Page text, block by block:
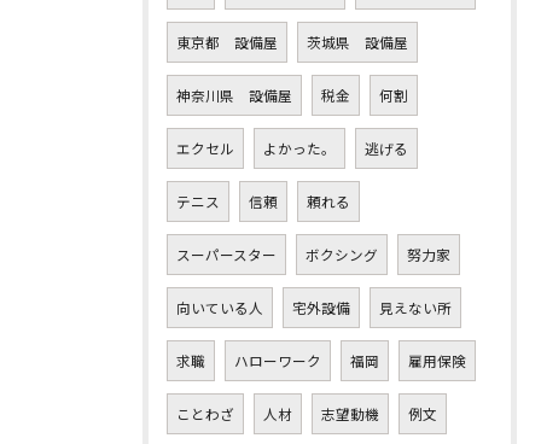
東京都 設備屋 茨城県 設備屋
神奈川県 設備屋 税金 何割
エクセル よかった。 逃げる
テニス 信頼 頼れる
スーパースター ボクシング 努力家
向いている人 宅外設備 見えない所
求職 ハローワーク 福岡 雇用保険
ことわざ 人材 志望動機 例文